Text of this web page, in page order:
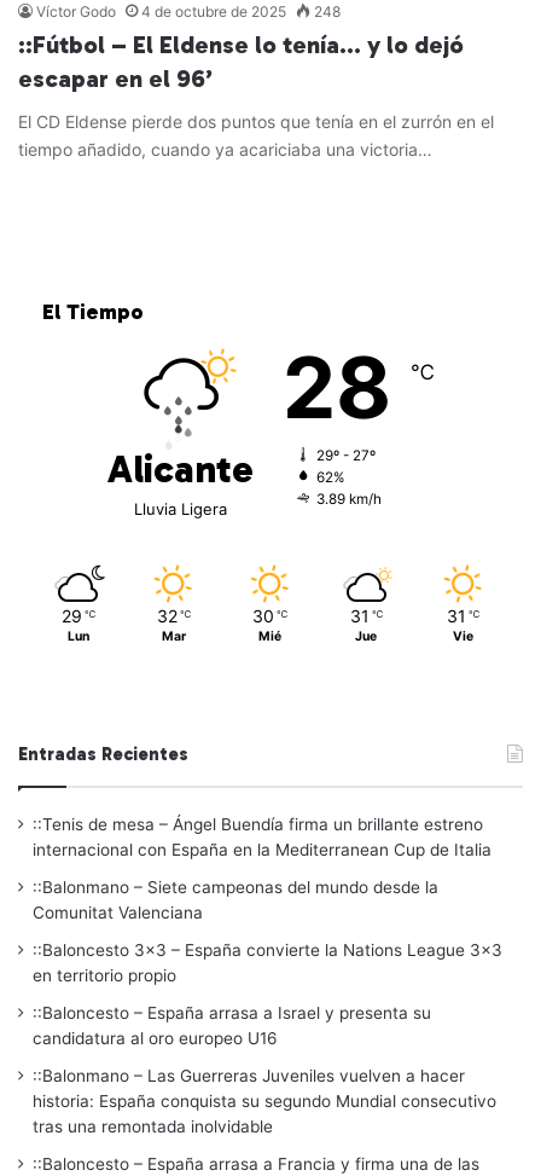
Víctor Godo 4 de octubre de 2025 248
::Fútbol – El Eldense lo tenía… y lo dejó
escapar en el 96’
El CD Eldense pierde dos puntos que tenía en el zurrón en el
tiempo añadido, cuando ya acariciaba una victoria…
El Tiempo
Alicante
Lluvia Ligera
28 ℃
29º - 27º
62%
3.89 km/h
29 ℃
Lun
32 ℃
Mar
30 ℃
Mié
31 ℃
Jue
31 ℃
Vie
Entradas Recientes
::Tenis de mesa – Ángel Buendía firma un brillante estreno
internacional con España en la Mediterranean Cup de Italia
::Balonmano – Siete campeonas del mundo desde la
Comunitat Valenciana
::Baloncesto 3×3 – España convierte la Nations League 3×3
en territorio propio
::Baloncesto – España arrasa a Israel y presenta su
candidatura al oro europeo U16
::Balonmano – Las Guerreras Juveniles vuelven a hacer
historia: España conquista su segundo Mundial consecutivo
tras una remontada inolvidable
::Baloncesto – España arrasa a Francia y firma una de las